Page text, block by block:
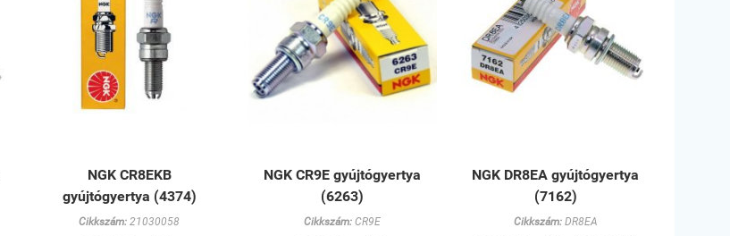
NGK CR8EKB
gyújtógyertya (4374)
Cikkszám: 21030058
NGK CR9E gyújtógyertya
(6263)
Cikkszám: CR9E
NGK DR8EA gyújtógyertya
(7162)
Cikkszám:DR8EA